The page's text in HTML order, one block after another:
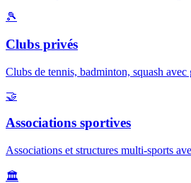
🎾
Clubs privés
Clubs de tennis, badminton, squash avec
🤝
Associations sportives
Associations et structures multi-sports
🏛️